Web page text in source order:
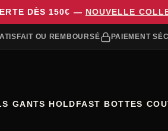
DÈS 150€ — NOUVELLE
OU REMBOURSÉ PAIEMENT
GANTS HOLDFAST BOTTES